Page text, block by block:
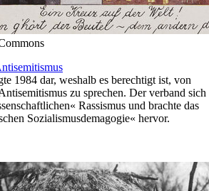
1984 dar, weshalb es berechtigt ist, von
zu sprechen. Der verband sich
Rassismus und brachte das
Sozialismusdemagogie« hervor.